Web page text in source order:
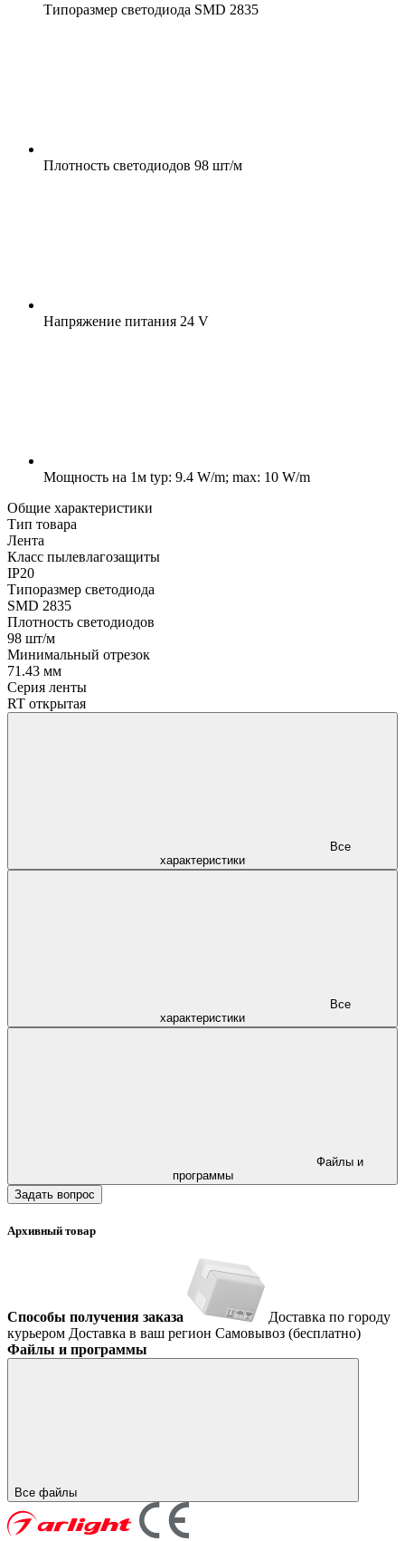
Типоразмер светодиода SMD 2835
Плотность светодиодов 98 шт/м
Напряжение питания 24 V
Мощность на 1м typ: 9.4 W/m; max: 10 W/m
Общие характеристики
Тип товара
Лента
Класс пылевлагозащиты
IP20
Типоразмер светодиода
SMD 2835
Плотность светодиодов
98 шт/м
Минимальный отрезок
71.43 мм
Серия ленты
RT открытая
характеристики
характеристики
программы
Задать вопрос
Архивный товар
Способы получения заказа
Доставка по городу
курьером Доставка в ваш регион Самовывоз (бесплатно)
Файлы и программы
Все файлы